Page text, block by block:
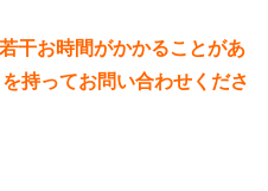
お時間がかかることがあ
持ってお問い合わせくださ